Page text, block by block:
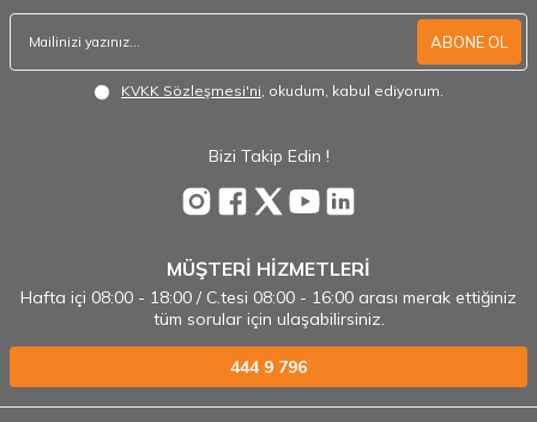
ABONE OL
KVKK Sözleşmesi'ni, okudum, kabul ediyorum.
Bizi Takip Edin !
MÜŞTERİ HİZMETLERİ
Hafta içi 08:00 - 18:00 / C.tesi 08:00 - 16:00 arası merak ettiğiniz
tüm sorular için ulaşabilirsiniz.
444 9 796